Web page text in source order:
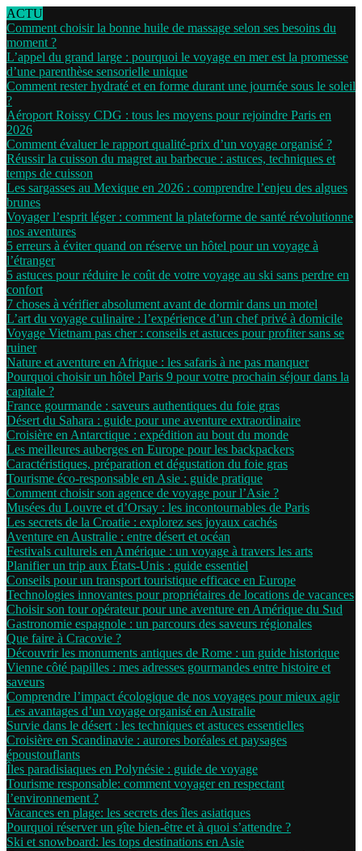
ACTU
Comment choisir la bonne huile de massage selon ses besoins du
moment ?
L’appel du grand large : pourquoi le voyage en mer est la promesse
d’une parenthèse sensorielle unique
Comment rester hydraté et en forme durant une journée sous le soleil
?
Aéroport Roissy CDG : tous les moyens pour rejoindre Paris en
2026
Comment évaluer le rapport qualité-prix d’un voyage organisé ?
Réussir la cuisson du magret au barbecue : astuces, techniques et
temps de cuisson
Les sargasses au Mexique en 2026 : comprendre l’enjeu des algues
brunes
Voyager l’esprit léger : comment la plateforme de santé révolutionne
nos aventures
5 erreurs à éviter quand on réserve un hôtel pour un voyage à
l’étranger
5 astuces pour réduire le coût de votre voyage au ski sans perdre en
confort
7 choses à vérifier absolument avant de dormir dans un motel
L’art du voyage culinaire : l’expérience d’un chef privé à domicile
Voyage Vietnam pas cher : conseils et astuces pour profiter sans se
ruiner
Nature et aventure en Afrique : les safaris à ne pas manquer
Pourquoi choisir un hôtel Paris 9 pour votre prochain séjour dans la
capitale ?
France gourmande : saveurs authentiques du foie gras
Désert du Sahara : guide pour une aventure extraordinaire
Croisière en Antarctique : expédition au bout du monde
Les meilleures auberges en Europe pour les backpackers
Caractéristiques, préparation et dégustation du foie gras
Tourisme éco-responsable en Asie : guide pratique
Comment choisir son agence de voyage pour l’Asie ?
Musées du Louvre et d’Orsay : les incontournables de Paris
Les secrets de la Croatie : explorez ses joyaux cachés
Aventure en Australie : entre désert et océan
Festivals culturels en Amérique : un voyage à travers les arts
Planifier un trip aux États-Unis : guide essentiel
Conseils pour un transport touristique efficace en Europe
Technologies innovantes pour propriétaires de locations de vacances
Choisir son tour opérateur pour une aventure en Amérique du Sud
Gastronomie espagnole : un parcours des saveurs régionales
Que faire à Cracovie ?
Découvrir les monuments antiques de Rome : un guide historique
Vienne côté papilles : mes adresses gourmandes entre histoire et
saveurs
Comprendre l’impact écologique de nos voyages pour mieux agir
Les avantages d’un voyage organisé en Australie
Survie dans le désert : les techniques et astuces essentielles
Croisière en Scandinavie : aurores boréales et paysages
époustouflants
Îles paradisiaques en Polynésie : guide de voyage
Tourisme responsable: comment voyager en respectant
l’environnement ?
Vacances en plage: les secrets des îles asiatiques
Pourquoi réserver un gîte bien-être et à quoi s’attendre ?
Ski et snowboard: les tops destinations en Asie